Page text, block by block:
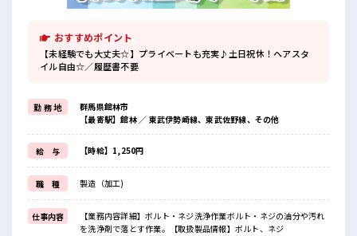
おすすめポイント
【未経験でも大丈夫☆】プライベートも充実♪土日祝休！ヘアスタ
イル自由☆／履歴書不要
勤 務 地
群馬県館林市
【最寄駅】館林 ／ 東武伊勢崎線、東武佐野線、その他
給 与 【時給】1,250円
職 種 製造（加工)
仕事内容
【業務内容詳細】ボルト・ネジ洗浄作業ボルト・ネジの油分や汚れ
を洗浄剤で落とす作業。【取扱製品情報】ボルト、ネジ